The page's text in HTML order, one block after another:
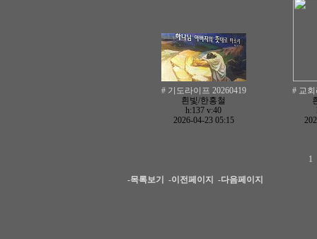
# 기도라이프 20260419
흰빛/한홍철
h:137 v:40
2026-04-23 05:15
# 교회
1
-목록보기 -이전페이지 -다음페이지